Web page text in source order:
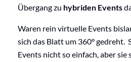
Übergang zu hybriden Events
Waren rein virtuelle Events
sich das Blatt um 360° gedreht.
Events nicht so einfach, aber